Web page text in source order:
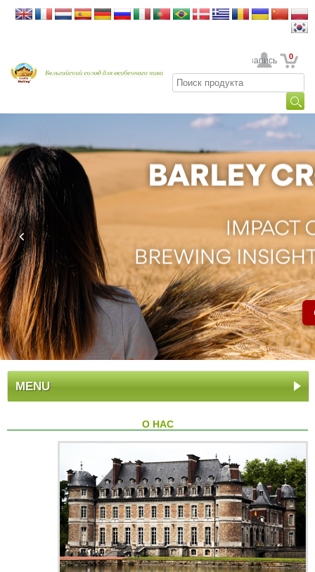
Ваша учетная запись 0
MENU
О НАС